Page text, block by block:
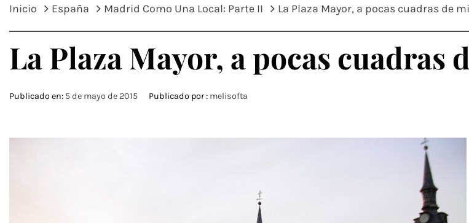
Inicio España Madrid Como Una Local: Parte II La Plaza Mayor, a pocas cuadras de
La Plaza Mayor, a pocas cuadras
Publicado en: 5 de mayo de 2015 Publicado por : melisofta